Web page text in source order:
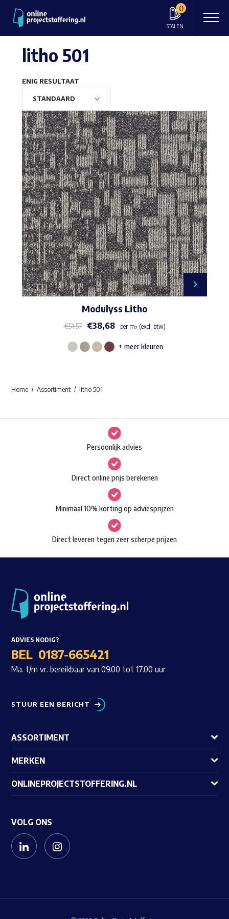
0
STALEN
Waar ben je naar op zoek?
litho 501
ENIG RESULTAAT
Modulyss Litho
€51,57 €38,68 per m² (excl. btw)
Dit
Deze
optie
kan
gekozen
worden
op
de
productpagina
+ meer kleuren
Home Assortiment litho 501
Persoonlijk advies
Direct online prijs berekenen
Minimaal 10% korting op adviesprijzen
Direct leveren tegen zeer scherpe prijzen
ADVIES NODIG?
BEL 0187-665421
Ma. t/m vr. bereikbaar van 09.00 tot 17.00 uur
STUUR EEN BERICHT
ASSORTIMENT
MERKEN
ONLINEPROJECTSTOFFERING.NL
VOLG ONS